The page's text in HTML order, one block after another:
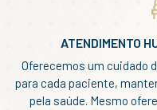
ATENDIMENTO
Oferecemos um cuidado
para cada paciente,
pela saúde. Mesmo